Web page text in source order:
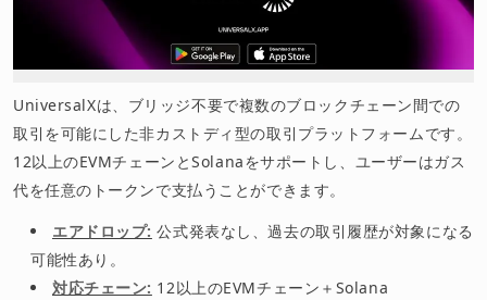
UniversalXは、ブリッジ不要で複数のブロックチェーン間での
取引を可能にした非カストディ型の取引プラットフォームです。
12以上のEVMチェーンとSolanaをサポートし、ユーザーはガス
代を任意のトークンで支払うことができます。
エアドロップ: 公式発表なし、過去の取引履歴が対象になる
可能性あり。
対応チェーン: 12以上のEVMチェーン＋Solana